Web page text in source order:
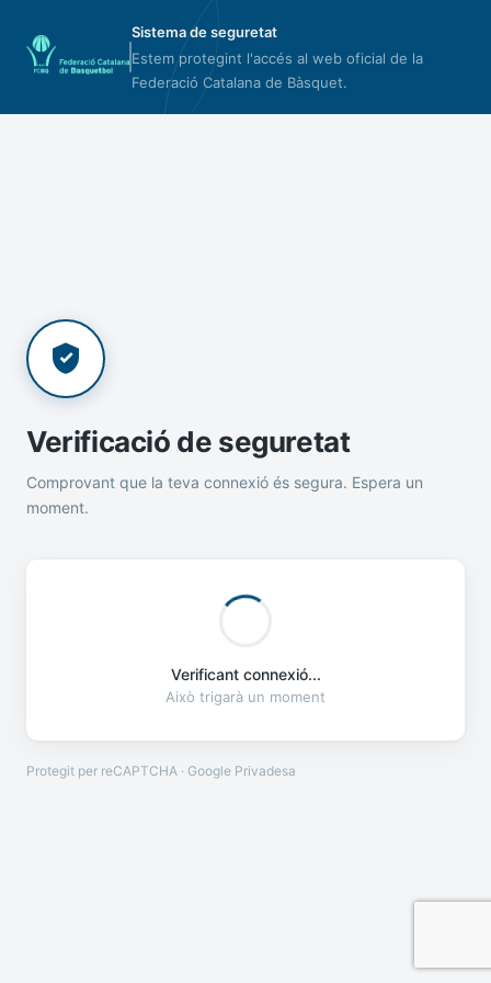
Sistema de seguretat
Estem protegint l'accés al web oficial de la
Federació Catalana de Bàsquet.
Verificació de seguretat
Comprovant que la teva connexió és segura. Espera un
moment.
Verificant connexió...
Això trigarà un moment
Protegit per reCAPTCHA · Google Privadesa